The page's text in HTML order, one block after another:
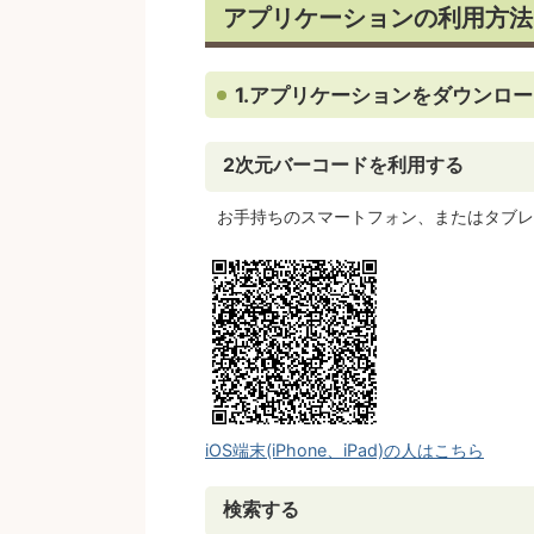
アプリケーションの利用方法
1.アプリケーションをダウンロ
2次元バーコードを利用する
お手持ちのスマートフォン、またはタブ
iOS端末(iPhone、iPad)の人はこちら
検索する